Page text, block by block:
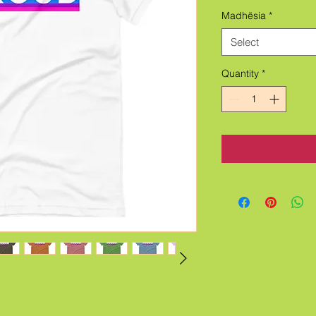
Madhësia *
Select
Quantity *